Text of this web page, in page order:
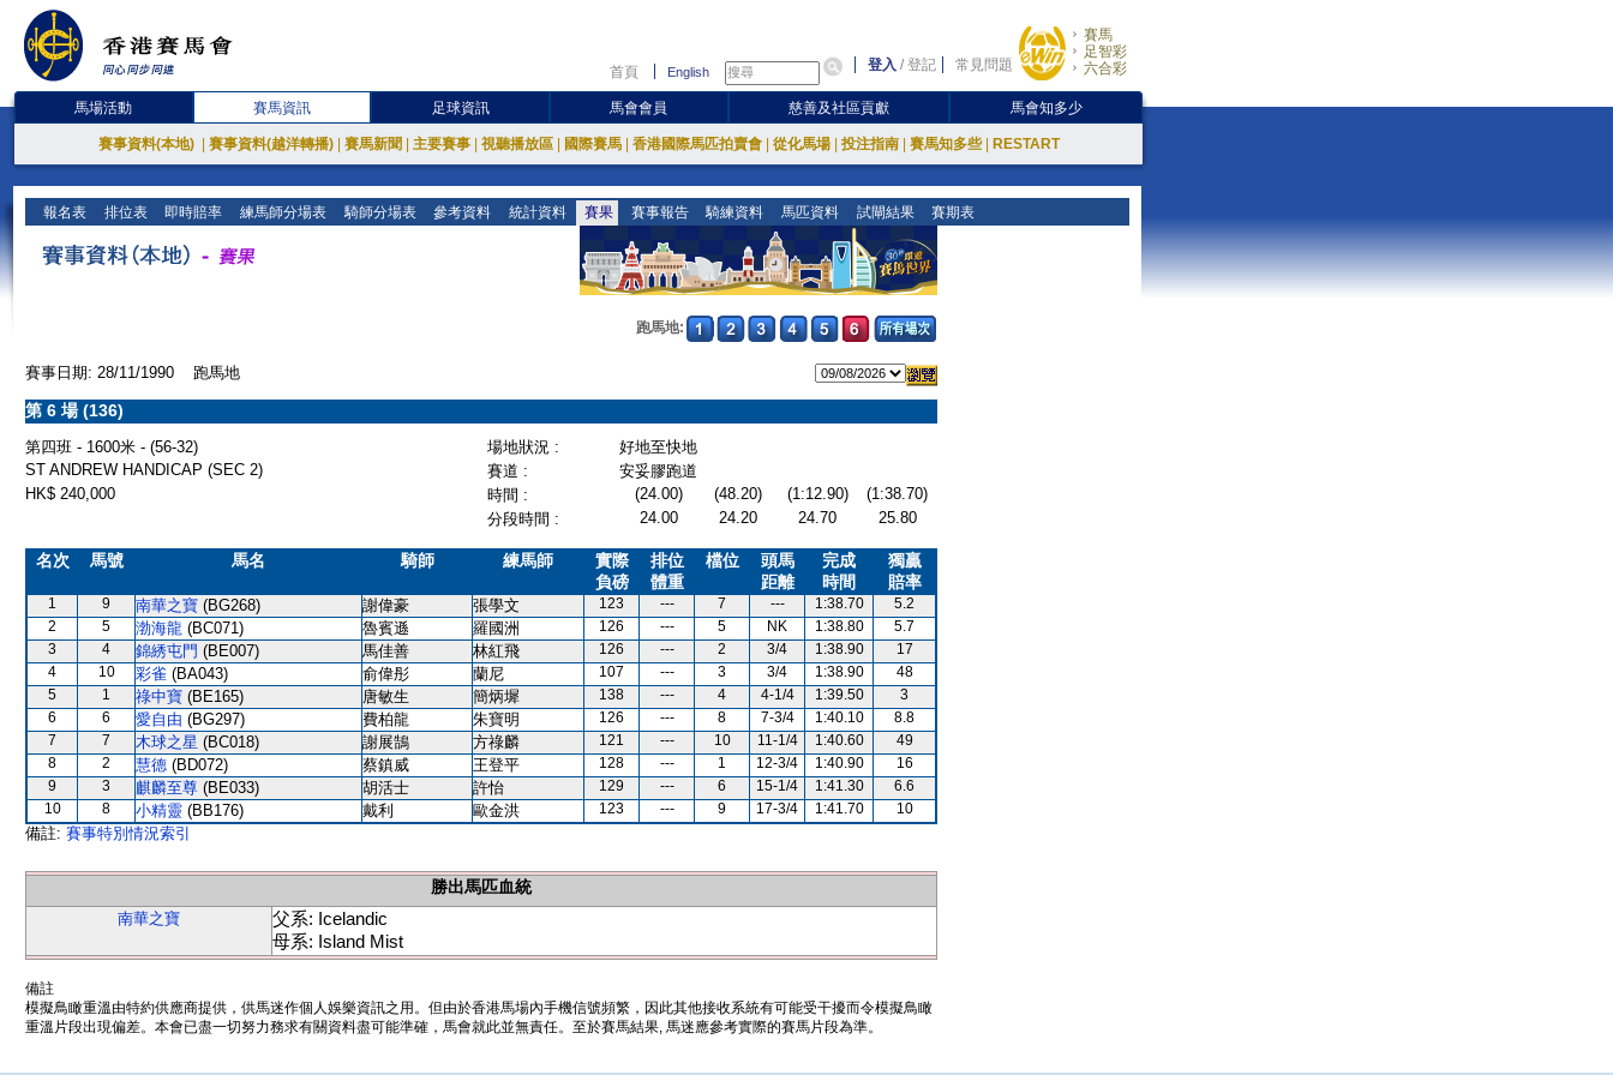
首頁 English 登入 /登記 常見問題
賽馬
足智彩
六合彩
馬場活動 賽馬資訊 足球資訊 馬會會員 慈善及社區貢獻 馬會知多少
賽事資料(本地) 賽事資料(越洋轉播) 賽馬新聞 主要賽事 視聽播放區 國際賽馬 香港國際馬匹拍賣會 從化馬場 投注指南 賽馬知多些 RESTART
報名表 排位表 即時賠率 練馬師分場表 騎師分場表 參考資料 統計資料 賽果 賽事報告 騎練資料 馬匹資料 試閘結果 賽期表
跑馬地:
賽事日期: 28/11/1990 跑馬地
第 6 場 (136)
第四班 - 1600米 - (56-32) 場地狀況 :
好地至快地
ST ANDREW HANDICAP (SEC 2)
賽道 :
安妥膠跑道
HK$ 240,000
時間 : (24.00) (48.20) (1:12.90)
(1:38.70)
分段時間 :
24.00 24.20 24.70 25.80
名次 馬號 馬名 騎師 練馬師
實際
負磅
排位
體重
檔位
頭馬
距離
完成
時間
獨贏
賠率
1 9 南華之寶 (BG268) 謝偉豪 張學文 123 --- 7 --- 1:38.70
5.2
2
5 渤海龍 (BC071) 魯賓遜 羅國洲 126 --- 5 NK 1:38.80
5.7
3
4 錦綉屯門 (BE007) 馬佳善 林紅飛 126 --- 2 3/4 1:38.90
17
4
10 彩雀 (BA043) 俞偉彤 蘭尼 107 --- 3 3/4 1:38.90
48
5
1 祿中寶 (BE165) 唐敏生 簡炳墀 138 --- 4 4-1/4 1:39.50
3
6
6 愛自由 (BG297) 費柏龍 朱寶明 126 --- 8 7-3/4 1:40.10
8.8
7
7 木球之星 (BC018) 謝展鵠 方祿麟 121 --- 10 11-1/4 1:40.60
49
8
2 慧德 (BD072) 蔡鎮威 王登平 128 --- 1 12-3/4 1:40.90
16
9
3 麒麟至尊 (BE033) 胡活士 許怡 129 --- 6 15-1/4 1:41.30
6.6
10
8 小精靈 (BB176) 戴利 歐金洪 123 --- 9 17-3/4 1:41.70 10
備註: 賽事特別情況索引
勝出馬匹血統
南華之寶
父系: Icelandic
母系: Island Mist
備註
模擬鳥瞰重溫由特約供應商提供，供馬迷作個人娛樂資訊之用。但由於香港馬場內手機信號頻繁，因此其他接收系統有可能受干擾而令模擬鳥瞰
重溫片段出現偏差。本會已盡一切努力務求有關資料盡可能準確，馬會就此並無責任。至於賽馬結果, 馬迷應參考實際的賽馬片段為準。